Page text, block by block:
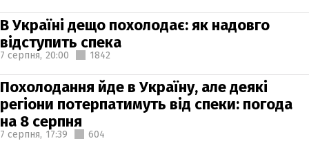
В Україні дещо похолодає: як надовго
відступить спека
7 серпня, 20:00 1842
Похолодання йде в Україну, але деякі
регіони потерпатимуть від спеки: погода
на 8 серпня
7 серпня, 17:39 604